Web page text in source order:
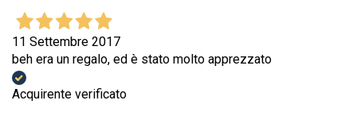
11 Settembre 2017
beh era un regalo, ed è stato molto apprezzato
Acquirente verificato